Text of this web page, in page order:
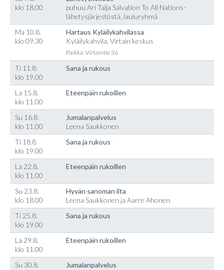
klo 18.00
puhuu Ari Talja Salvation To All Nations-
lähetysjärjestöstä, lauluryhmä
Ma 10.8.
klo 09.30
Hartaus Kyläilykahvilassa
Kyläilykahvila, Virtain keskus
Paikka: Virtaintie 36
Ti 11.8.
klo 19.00
Sana ja rukous
La 15.8.
klo 11.00
Eteenpäin rukoillen
Su 16.8.
klo 11.00
Jumalanpalvelus
Leena Saukkonen
Ti 18.8.
klo 19.00
Sana ja rukous
La 22.8.
klo 11.00
Eteenpäin rukoillen
Su 23.8.
klo 18.00
Hyvän sanoman ilta
Leena Saukkonen ja Aarre Ahonen
Ti 25.8.
klo 19.00
Sana ja rukous
La 29.8.
klo 11.00
Eteenpäin rukoillen
Su 30.8.
Jumalanpalvelus